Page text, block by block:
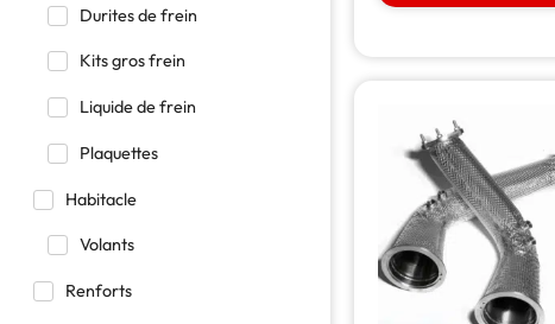
Durites de frein
Kits gros frein
Liquide de frein
Plaquettes
Habitacle
Volants
Renforts